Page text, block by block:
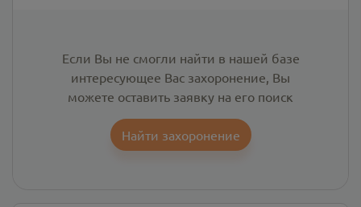
Если Вы не смогли найти в нашей базе
интересующее Вас захоронение, Вы
можете оставить заявку на его поиск
Найти захоронение